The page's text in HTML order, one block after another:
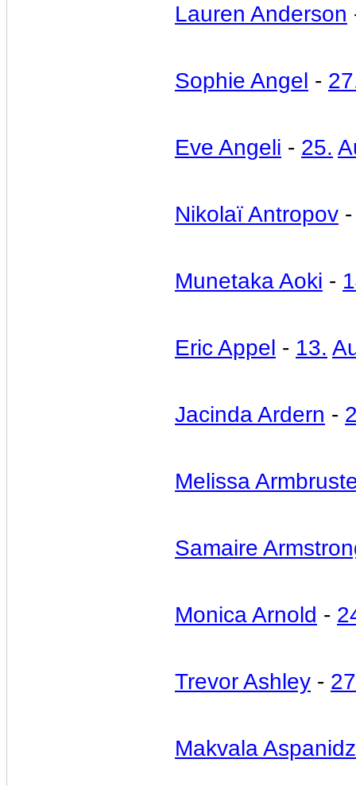
Lauren Anderson
Sophie Angel -
Eve Angeli - 25.
Nikolaï Antropov
Munetaka Aoki -
Eric Appel - 13.
Jacinda Ardern -
Melissa
Samaire
Monica Arnold -
Trevor Ashley -
Makvala